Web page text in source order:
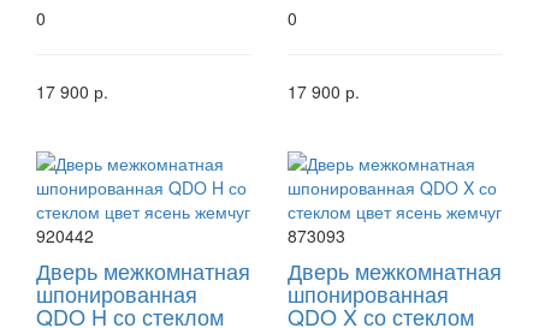
0
17 900 р.
0
17 900 р.
920442
Дверь межкомнатная
шпонированная
QDO H со стеклом
873093
Дверь межкомнатная
шпонированная
QDO X со стеклом